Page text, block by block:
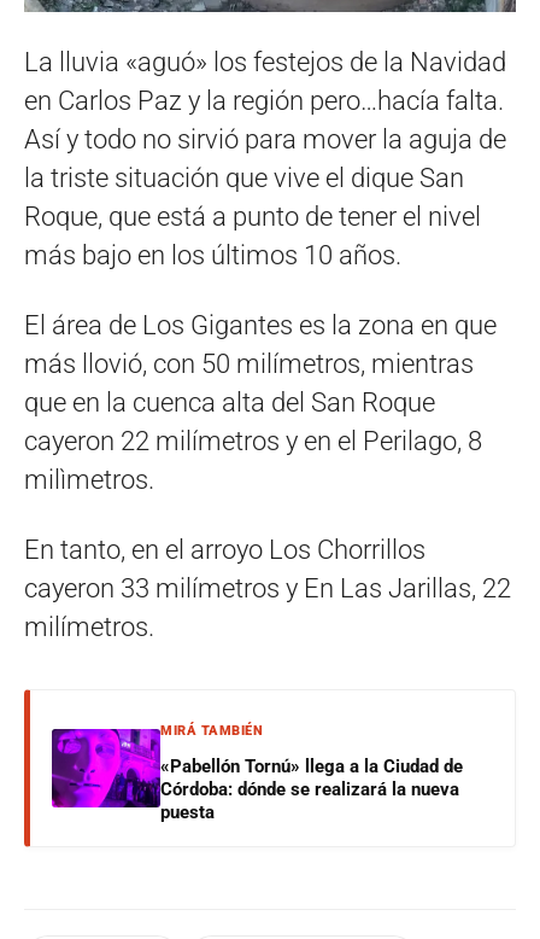
La lluvia «aguó» los festejos de la Navidad
en Carlos Paz y la región pero…hacía falta.
Así y todo no sirvió para mover la aguja de
la triste situación que vive el dique San
Roque, que está a punto de tener el nivel
más bajo en los últimos 10 años.
El área de Los Gigantes es la zona en que
más llovió, con 50 milímetros, mientras
que en la cuenca alta del San Roque
cayeron 22 milímetros y en el Perilago, 8
milìmetros.
En tanto, en el arroyo Los Chorrillos
cayeron 33 milímetros y En Las Jarillas, 22
milímetros.
MIRÁ TAMBIÉN
«Pabellón Tornú» llega a la Ciudad de
Córdoba: dónde se realizará la nueva
puesta